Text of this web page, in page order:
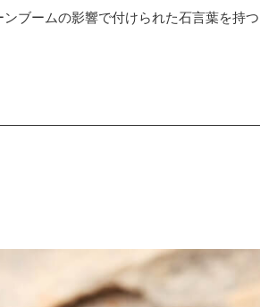
ブームの影響で付けられた石言葉を持つ